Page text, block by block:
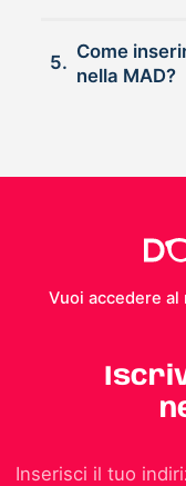
5.
Come inserire
nella MAD?
Vuoi accedere al